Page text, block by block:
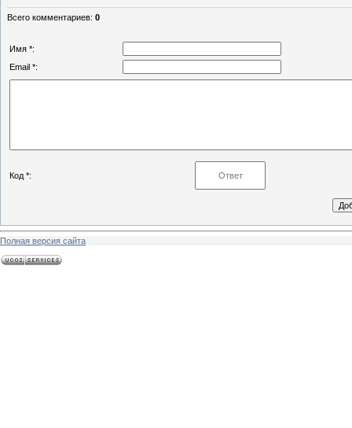
Всего комментариев: 0
Имя *:
Email *:
Код *:
Полная версия сайта